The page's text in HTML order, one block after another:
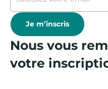
Je m’inscris
Nous vous
votre